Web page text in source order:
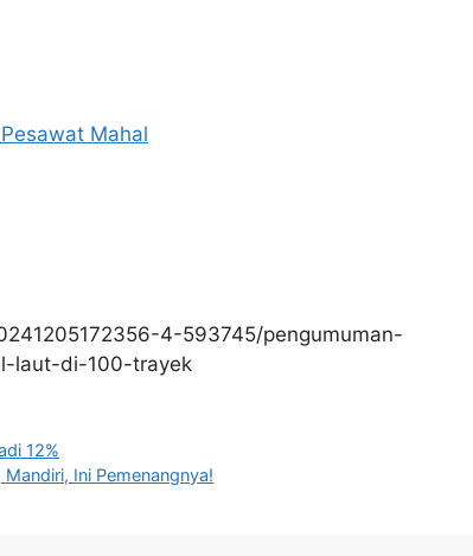
Mahal
4-593745/pengumuman-
laut-di-100-trayek
12%
Ini Pemenangnya!